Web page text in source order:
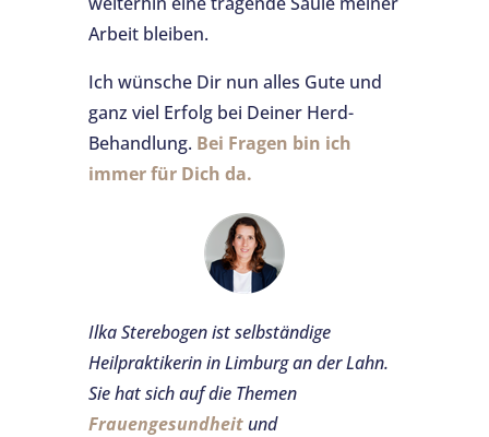
Arbeit bleiben.
Ich wünsche Dir nun alles Gute und
ganz viel Erfolg bei Deiner Herd-
Behandlung. Bei Fragen bin ich
immer für Dich da.
Ilka Sterebogen ist selbständige
Heilpraktikerin in Limburg an der Lahn.
Sie hat sich auf die Themen
Frauengesundheitund